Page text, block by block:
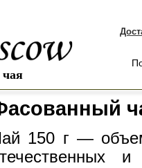
чая
150 г —